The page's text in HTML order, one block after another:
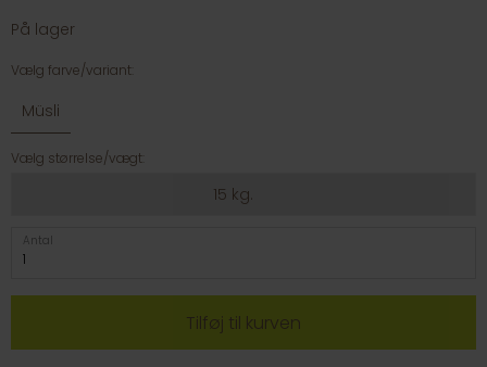
På lager
Vælg farve/variant:
Müsli
Vælg størrelse/vægt:
15 kg.
Antal